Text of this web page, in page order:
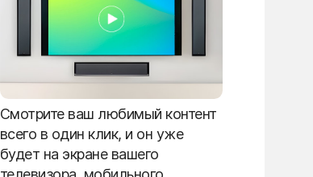
Смотрите ваш любимый контент
всего в один клик, и он уже
будет на экране вашего